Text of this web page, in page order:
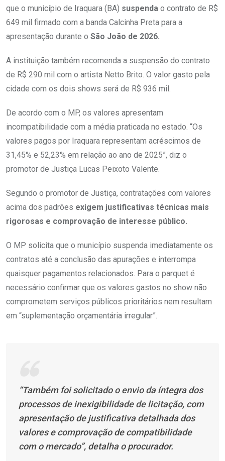
que o município de Iraquara (BA) suspenda o contrato de R$
649 mil firmado com a banda Calcinha Preta para a
apresentação durante o São João de 2026.
A instituição também recomenda a suspensão do contrato
de R$ 290 mil com o artista Netto Brito. O valor gasto pela
cidade com os dois shows será de R$ 936 mil.
De acordo com o MP, os valores apresentam
incompatibilidade com a média praticada no estado. “Os
valores pagos por Iraquara representam acréscimos de
31,45% e 52,23% em relação ao ano de 2025”, diz o
promotor de Justiça Lucas Peixoto Valente.
Segundo o promotor de Justiça, contratações com valores
acima dos padrões exigem justificativas técnicas mais
rigorosas e comprovação de interesse público.
O MP solicita que o município suspenda imediatamente os
contratos até a conclusão das apurações e interrompa
quaisquer pagamentos relacionados. Para o parquet é
necessário confirmar que os valores gastos no show não
comprometem serviços públicos prioritários nem resultam
em “suplementação orçamentária irregular”.
“Também foi solicitado o envio da íntegra dos
processos de inexigibilidade de licitação, com
apresentação de justificativa detalhada dos
valores e comprovação de compatibilidade
com o mercado”, detalha o procurador.